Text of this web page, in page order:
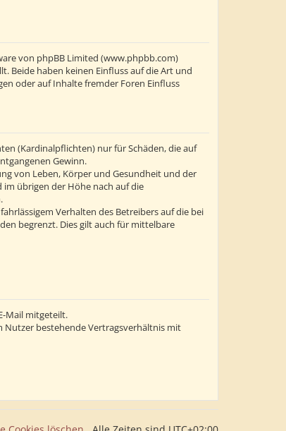
von phpBB Limited (www.phpbb.com)
Beide haben keinen Einfluss auf die Art und
oder auf Inhalte fremder Foren Einfluss
(Kardinalpflichten) nur für Schäden, die auf
Gewinn.
von Leben, Körper und Gesundheit und der
übrigen der Höhe nach auf die
Verhalten des Betreibers auf die bei
begrenzt. Dies gilt auch für mittelbare
Mail mitgeteilt.
Nutzer bestehende Vertragsverhältnis mit